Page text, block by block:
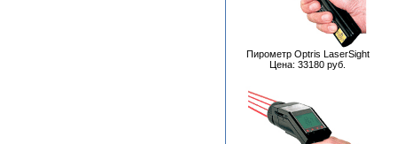
Пирометр Optris LaserSight
Цена: 33180 руб.